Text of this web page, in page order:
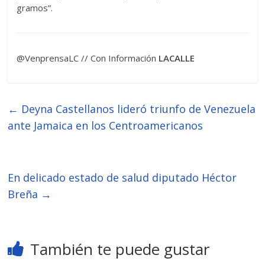
gramos”.
@VenprensaLC // Con Información LACALLE
← Deyna Castellanos lideró triunfo de Venezuela
ante Jamaica en los Centroamericanos
En delicado estado de salud diputado Héctor
Breña →
También te puede gustar